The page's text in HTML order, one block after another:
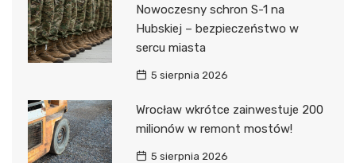
Nowoczesny schron S-1 na
Hubskiej – bezpieczeństwo w
sercu miasta
5 sierpnia 2026
Wrocław wkrótce zainwestuje 200
milionów w remont mostów!
5 sierpnia 2026